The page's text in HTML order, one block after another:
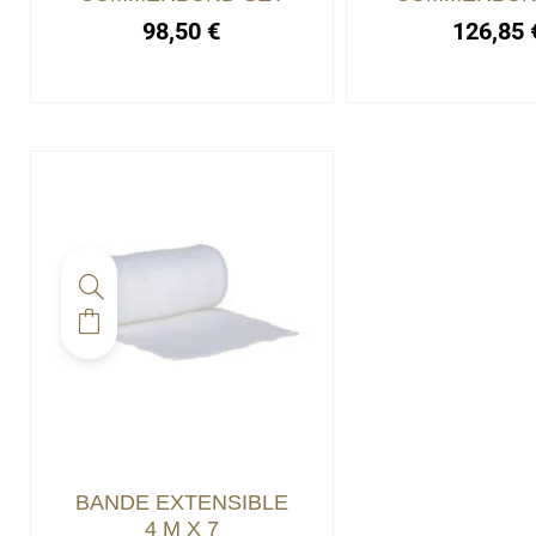
98,50€ 126,85
BANDE EXTENSIBLE
4 M X 7